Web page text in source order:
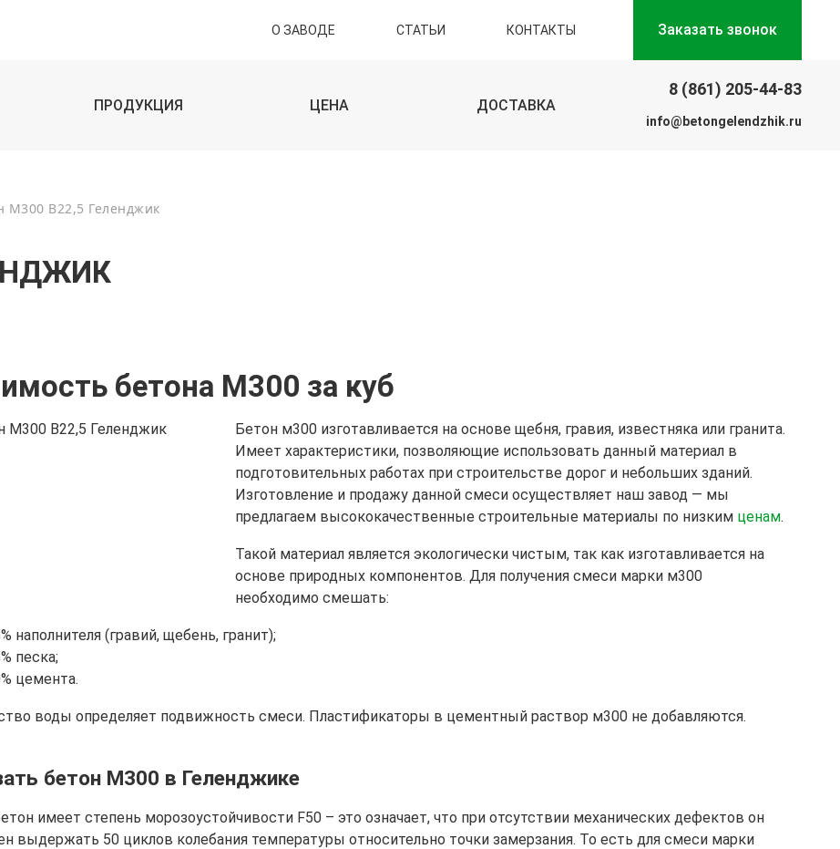
О ЗАВОДЕ СТАТЬИ КОНТАКТЫ Заказать звонок
ПРОДУКЦИЯ ЦЕНА ДОСТАВКА
8 (861) 205-44-83
info@betongelendzhik.ru
М300 В22,5 Геленджик
бетона М300 за куб
Бетон м300 изготавливается на основе щебня, гравия, известняка или гранита.
Имеет характеристики, позволяющие использовать данный материал в
подготовительных работах при строительстве дорог и небольших зданий.
Изготовление и продажу данной смеси осуществляет наш завод — мы
предлагаем высококачественные строительные материалы по низким ценам.
Такой материал является экологически чистым, так как изготавливается на
основе природных компонентов. Для получения смеси марки м300
необходимо смешать:
наполнителя (гравий, щебень, гранит);
песка;
цемента.
воды определяет подвижность смеси. Пластификаторы в цементный раствор м300 не добавляются.
бетон М300 в Геленджике
имеет степень морозоустойчивости F50 – это означает, что при отсутствии механических дефектов он
выдержать 50 циклов колебания температуры относительно точки замерзания. То есть для смеси марки